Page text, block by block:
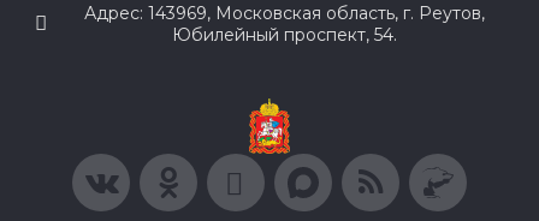
Адрес: 143969, Московская область, г. Реутов,
Юбилейный проспект, 54.